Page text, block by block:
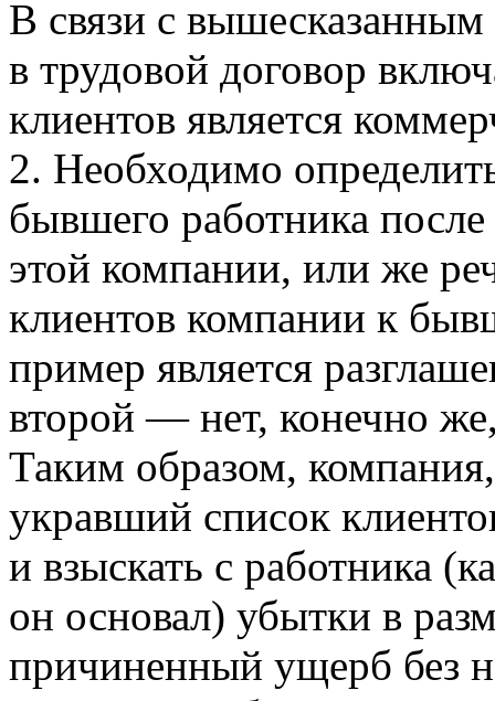
В связи с вышесказанным
в трудовой договор
клиентов является
2. Необходимо
бывшего работника
этой компании, или же
клиентов компании к
пример является
второй — нет, конечно
Таким образом,
укравший список
и взыскать с работника
он основал) убытки в
причиненный ущерб без